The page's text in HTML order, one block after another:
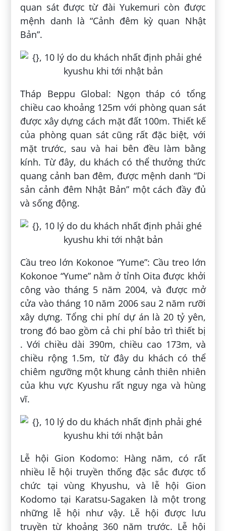
quan sát được từ đài Yukemuri còn được
mệnh danh là “Cảnh đêm kỳ quan Nhật
Bản”.
Tháp Beppu Global: Ngọn tháp có tổng
chiều cao khoảng 125m với phòng quan sát
được xây dựng cách mặt đất 100m. Thiết kế
của phòng quan sát cũng rất đặc biệt, với
mặt trước, sau và hai bên đều làm bằng
kính. Từ đây, du khách có thể thưởng thức
quang cảnh ban đêm, được mệnh danh “Di
sản cảnh đêm Nhật Bản” một cách đầy đủ
và sống động.
Cầu treo lớn Kokonoe “Yume”: Cầu treo lớn
Kokonoe “Yume” nằm ở tỉnh Oita được khởi
công vào tháng 5 năm 2004, và được mở
cửa vào tháng 10 năm 2006 sau 2 năm rưỡi
xây dựng. Tổng chi phí dự án là 20 tỷ yên,
trong đó bao gồm cả chi phí bảo trì thiết bị
. Với chiều dài 390m, chiều cao 173m, và
chiều rộng 1.5m, từ đây du khách có thể
chiêm ngưỡng một khung cảnh thiên nhiên
của khu vực Kyushu rất nguy nga và hùng
vĩ.
Lễ hội Gion Kodomo: Hàng năm, có rất
nhiều lễ hội truyền thống đặc sắc được tổ
chức tại vùng Khyushu, và lễ hội Gion
Kodomo tại Karatsu-Sagaken là một trong
những lễ hội như vậy. Lễ hội được lưu
truyền từ khoảng 360 năm trước. Lễ hội